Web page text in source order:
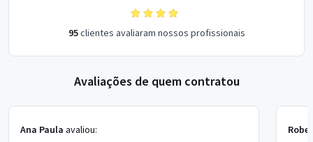
95clientes avaliaram nossos profissionais
Avaliações de quem contratou
Ana Paula avaliou: